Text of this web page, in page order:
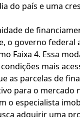
do país e uma
de
o governo
Faixa 4. Essa
mais
as parcelas de
para o mercado
o especialista
adquirir uma